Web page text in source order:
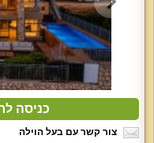
כניסה
צור קשר עם בעל הוילה